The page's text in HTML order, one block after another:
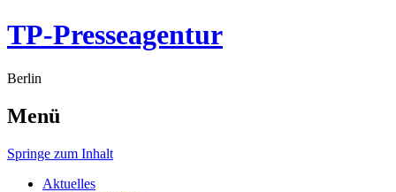
TP-Presseagentur
Berlin
Menü
Springe zum Inhalt
Aktuelles